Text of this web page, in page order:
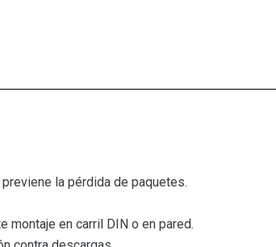
la pérdida de paquetes.
montaje en carril DIN o en pared.